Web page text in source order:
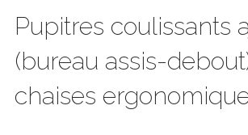
Pupitres coulissants
(bureau assis-
chaises